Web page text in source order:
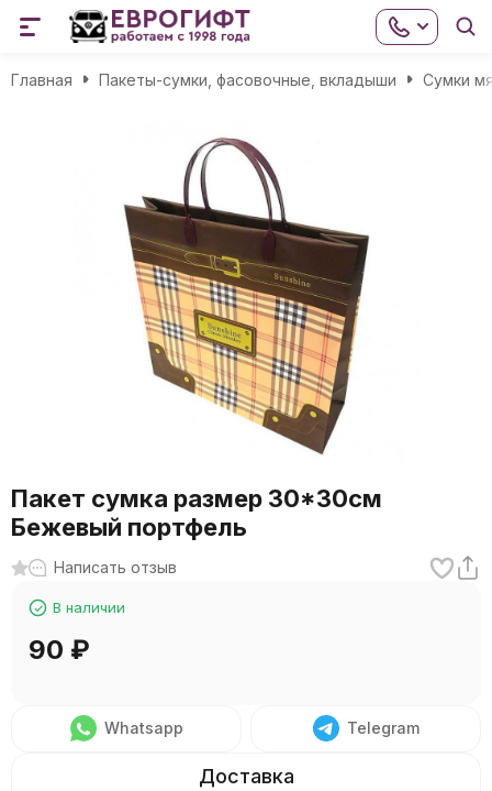
Главная Пакеты-сумки, фасовочные, вкладыши Сумки
Пакет сумка размер 30*30см
Бежевый портфель
Написать отзыв
В наличии
90 ₽
Whatsapp Telegram